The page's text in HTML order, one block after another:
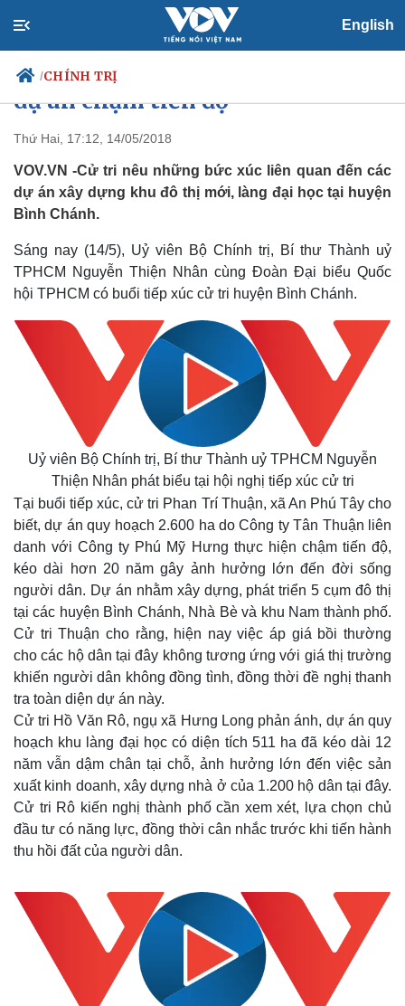
English
/CHÍNH TRỊ
Chính trị
Đảng
Tổ chức nhân sự
Nhận diện sự thật
Xã hội
Tin 24h
Dấu ấn VOV
Việc làm
Biển đảo
Cử tri TPHCM bức xúc với một số
dự án chậm tiến độ
Thứ Hai, 17:12, 14/05/2018
VOV.VN -Cử tri nêu những bức xúc liên quan đến các
dự án xây dựng khu đô thị mới, làng đại học tại huyện
Bình Chánh.
Sáng nay (14/5), Uỷ viên Bộ Chính trị, Bí thư Thành uỷ
TPHCM Nguyễn Thiện Nhân cùng Đoàn Đại biểu Quốc
hội TPHCM có buổi tiếp xúc cử tri huyện Bình Chánh.
Uỷ viên Bộ Chính trị, Bí thư Thành uỷ TPHCM Nguyễn
Thiện Nhân phát biểu tại hội nghị tiếp xúc cử tri
Tại buổi tiếp xúc, cử tri Phan Trí Thuận, xã An Phú Tây cho
biết, dự án quy hoạch 2.600 ha do Công ty Tân Thuận liên
danh với Công ty Phú Mỹ Hưng thực hiện chậm tiến độ,
kéo dài hơn 20 năm gây ảnh hưởng lớn đến đời sống
người dân. Dự án nhằm xây dựng, phát triển 5 cụm đô thị
tại các huyện Bình Chánh, Nhà Bè và khu Nam thành phố.
Cử tri Thuận cho rằng, hiện nay việc áp giá bồi thường
cho các hộ dân tại đây không tương ứng với giá thị trường
khiến người dân không đồng tình, đồng thời đề nghị thanh
tra toàn diện dự án này.
Cử tri Hồ Văn Rô, ngụ xã Hưng Long phản ánh, dự án quy
hoạch khu làng đại học có diện tích 511 ha đã kéo dài 12
năm vẫn dậm chân tại chỗ, ảnh hưởng lớn đến việc sản
xuất kinh doanh, xây dựng nhà ở của 1.200 hộ dân tại đây.
Cử tri Rô kiến nghị thành phố cần xem xét, lựa chọn chủ
đầu tư có năng lực, đồng thời cân nhắc trước khi tiến hành
thu hồi đất của người dân.